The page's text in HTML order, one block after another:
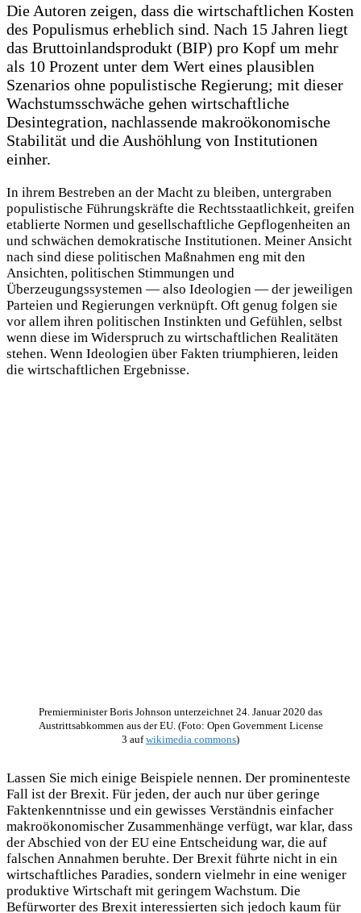
Die Autoren zeigen, dass die wirtschaftlichen Kosten
des Populismus erheblich sind. Nach 15 Jahren liegt
das Bruttoinlandsprodukt (BIP) pro Kopf um mehr
als 10 Prozent unter dem Wert eines plausiblen
Szenarios ohne populistische Regierung; mit dieser
Wachstumsschwäche gehen wirtschaftliche
Desintegration, nachlassende makroökonomische
Stabilität und die Aushöhlung von Institutionen
einher.
In ihrem Bestreben an der Macht zu bleiben, untergraben
populistische Führungskräfte die Rechtsstaatlichkeit, greifen
etablierte Normen und gesellschaftliche Gepflogenheiten an
und schwächen demokratische Institutionen. Meiner Ansicht
nach sind diese politischen Maßnahmen eng mit den
Ansichten, politischen Stimmungen und
Überzeugungssystemen — also Ideologien — der jeweiligen
Parteien und Regierungen verknüpft. Oft genug folgen sie
vor allem ihren politischen Instinkten und Gefühlen, selbst
wenn diese im Widerspruch zu wirtschaftlichen Realitäten
stehen. Wenn Ideologien über Fakten triumphieren, leiden
die wirtschaftlichen Ergebnisse.
Premierminister Boris Johnson unterzeichnet 24. Januar 2020 das
Austrittsabkommen aus der EU. (Foto: Open Government License
3 aufwikimedia commons)
Lassen Sie mich einige Beispiele nennen. Der prominenteste
Fall ist der Brexit. Für jeden, der auch nur über geringe
Faktenkenntnisse und ein gewisses Verständnis einfacher
makroökonomischer Zusammenhänge verfügt, war klar, dass
der Abschied von der EU eine Entscheidung war, die auf
falschen Annahmen beruhte. Der Brexit führte nicht in ein
wirtschaftliches Paradies, sondern vielmehr in eine weniger
produktive Wirtschaft mit geringem Wachstum. Die
Befürworter des Brexit interessierten sich jedoch kaum für